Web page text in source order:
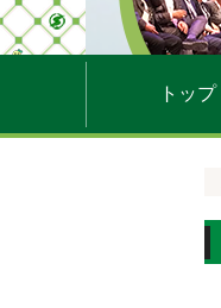
トップ